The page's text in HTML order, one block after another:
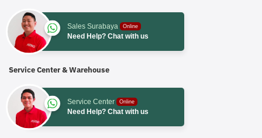
Sales Surabaya Online
Need Help? Chat with us
Service Center & Warehouse
Service Center Online
Need Help? Chat with us